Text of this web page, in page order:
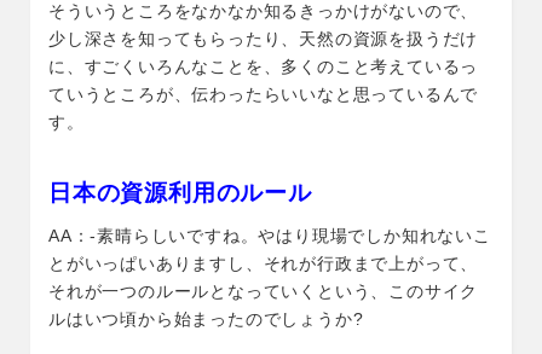
そういうところをなかなか知るきっかけがないので、
少し深さを知ってもらったり、天然の資源を扱うだけ
に、すごくいろんなことを、多くのこと考えているっ
ていうところが、伝わったらいいなと思っているんで
す。
日本の資源利用のルール
AA：-素晴らしいですね。やはり現場でしか知れないこ
とがいっぱいありますし、それが行政まで上がって、
それが一つのルールとなっていくという、このサイク
ルはいつ頃から始まったのでしょうか?